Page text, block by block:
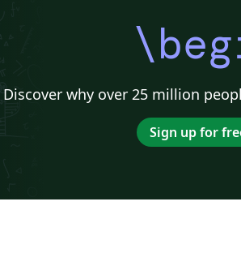
Discover why over 25 million
Sign up for